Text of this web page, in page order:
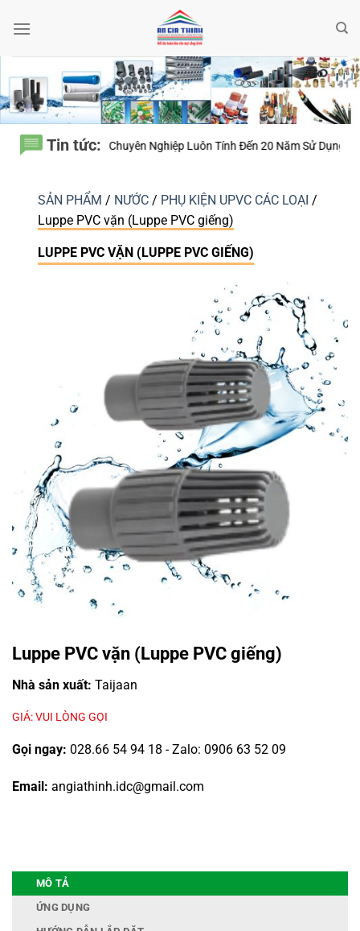
qua
Tin tức:
Chuyên Nghiệp Luôn Tính Đến 20 Năm Sử Dụng Thay Vì Chỉ Giá
SẢN PHẨM / NƯỚC / PHỤ KIỆN UPVC CÁC LOẠI /
Luppe PVC vặn (Luppe PVC giếng)
LUPPE PVC VẶN (LUPPE PVC GIẾNG)
Luppe PVC vặn (Luppe PVC giếng)
Nhà sản xuất: Taijaan
GIÁ: VUI LÒNG GỌI
Gọi ngay: 028.66 54 94 18 - Zalo: 0906 63 52 09
Email: angiathinh.idc@gmail.com
MÔ TẢ
ỨNG DỤNG